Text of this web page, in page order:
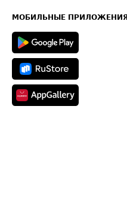
Техническая информация
МОБИЛЬНЫЕ ПРИЛОЖЕНИЯ